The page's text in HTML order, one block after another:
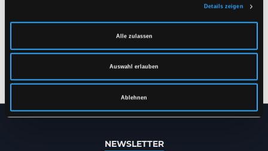
Details zeigen
Alle zulassen
Auswahl erlauben
Ablehnen
PU-QUALITÄT
PU-QUALITÄT
XS - 7XL
NEWSLETTER